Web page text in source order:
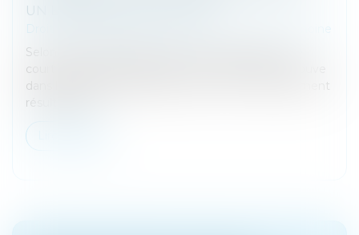
UN EMPÊCHEMENT D’AGIR
Selon l’article 2234 du Code civil, la prescription ne
court pas ou est suspendue contre celui qui se trouve
dans l’impossibilité d’agir par suite d’un empêchement
résultant de...